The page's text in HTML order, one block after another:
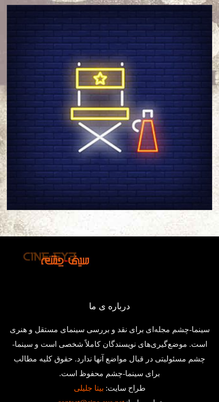
درباره ی ما
سینما-چشم مجله‌ای برای نقد و بررسی سینمای مستقل و هنری
است. موضع‌گیری‌های نویسندگان کاملاً شخصی است و سینما-
چشم مسئولیتی در قبال مواضع آنها ندارد. حقوق کلیه مطالب
برای سینما-چشم محفوظ است.
طراح سایت: بیتا جلیلی